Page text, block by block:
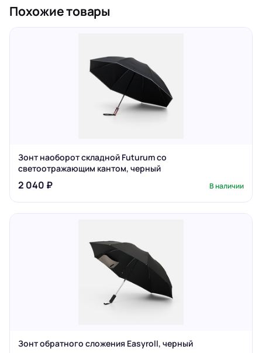
Похожие товары
Зонт наоборот складной Futurum со
светоотражающим кантом, черный
2 040 ₽ В наличии
Зонт обратного сложения Easyroll, черный